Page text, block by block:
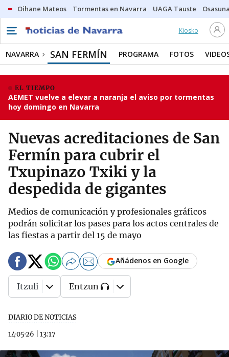
Oihane Mateos Tormentas en Navarra UAGA Tauste
Kiosko
NAVARRA SAN FERMÍN PROGRAMA FOTOS
EL TIEMPO
AEMET vuelve a elevar a naranja el aviso por tormentas
hoy domingo en Navarra
Nuevas acreditaciones de San
Fermín para cubrir el
Txupinazo Txiki y la
despedida de gigantes
Medios de comunicación y profesionales gráficos
podrán solicitar los pases para los actos centrales de
las fiestas a partir del 15 de mayo
DIARIO DE NOTICIAS
14·05·26
13:17
Añádenos en Google
Itzuli Entzun